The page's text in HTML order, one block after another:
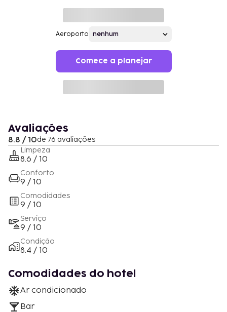
Aeroporto
Comece a planejar
Avaliações
8.8 / 10de 76 avaliações
Limpeza
8.6 / 10
Conforto
9 / 10
Comodidades
9 / 10
Serviço
9 / 10
Condição
8.4 / 10
Comodidades do hotel
Ar condicionado
Bar